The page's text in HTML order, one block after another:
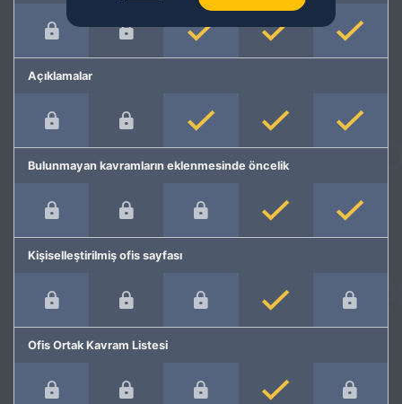
Açıklamalar
Bulunmayan kavramların eklenmesinde öncelik
Kişiselleştirilmiş ofis sayfası
Ofis Ortak Kavram Listesi